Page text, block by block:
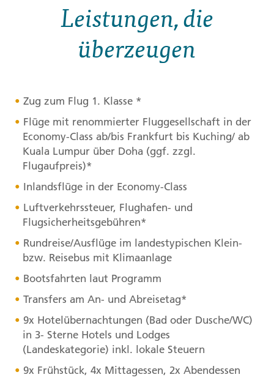
Leistungen, die
überzeugen
Zug zum Flug 1. Klasse *
Flüge mit renommierter Fluggesellschaft in der
Economy-Class ab/bis Frankfurt bis Kuching/ ab
Kuala Lumpur über Doha (ggf. zzgl.
Flugaufpreis)*
Inlandsflüge in der Economy-Class
Luftverkehrssteuer, Flughafen- und
Flugsicherheitsgebühren*
Rundreise/Ausflüge im landestypischen Klein-
bzw. Reisebus mit Klimaanlage
Bootsfahrten laut Programm
Transfers am An- und Abreisetag*
9x Hotelübernachtungen (Bad oder Dusche/WC)
in 3- Sterne Hotels und Lodges
(Landeskategorie) inkl. lokale Steuern
9x Frühstück, 4x Mittagessen, 2x Abendessen